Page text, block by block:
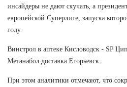
инсайдеры не дают скучать, а
европейской Суперлиге, запуска
году.
Винстрол в аптеке Кисловодск - SP
Метанабол доставка Егорьевск.
При этом аналитики отмечают, что